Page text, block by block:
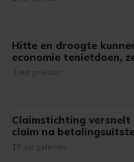
Hitte en droogte
economie tenietdoen,
3 uur geleden
Claimstichting versnelt
claim na
19 uur geleden